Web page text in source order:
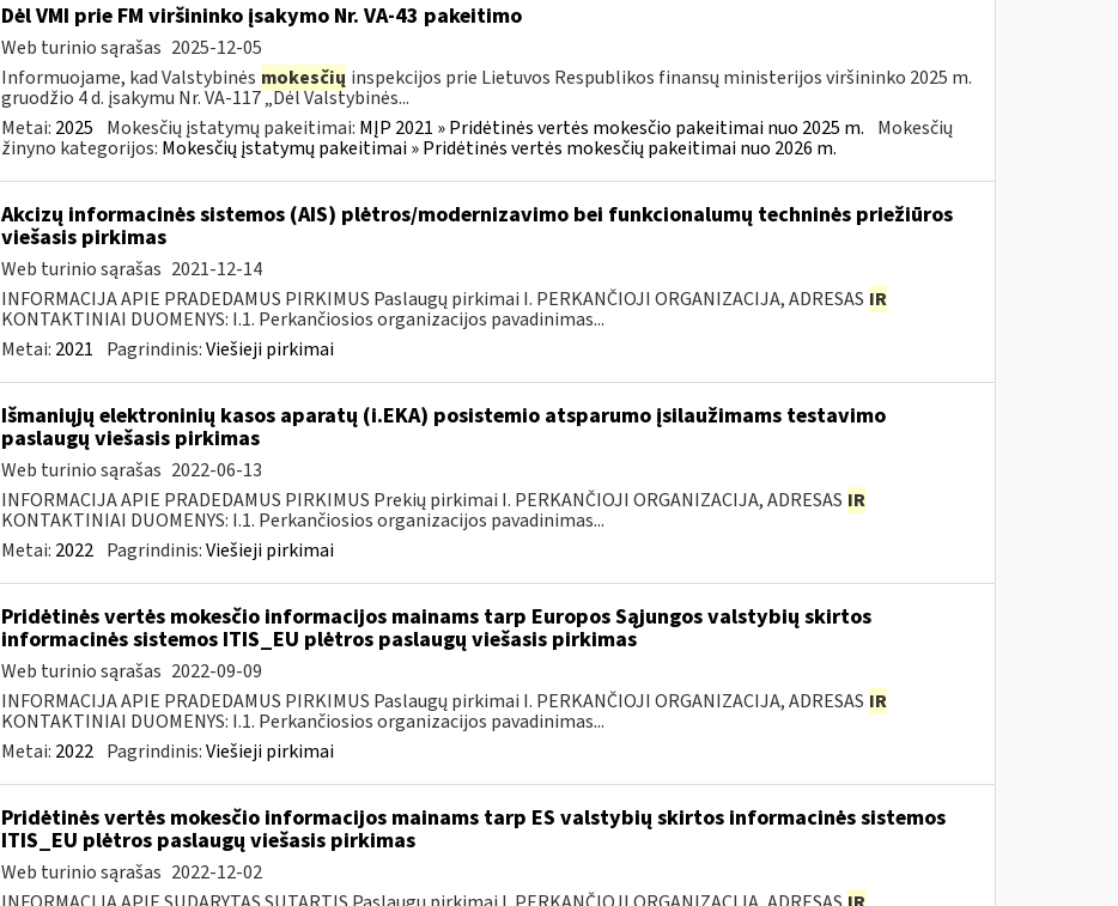
Dėl VMI prie FM viršininko įsakymo Nr. VA-43 pakeitimo
Web turinio sąrašas 2025-12-05
Informuojame, kad Valstybinės mokesčių inspekcijos prie Lietuvos Respublikos finansų ministerijos viršininko 2025 m.
gruodžio 4 d. įsakymu Nr. VA-117 „Dėl Valstybinės...
Metai: 2025 Mokesčių įstatymų pakeitimai: MĮP 2021 » Pridėtinės vertės mokesčio pakeitimai nuo 2025 m. Mokesčių
žinyno kategorijos: Mokesčių įstatymų pakeitimai » Pridėtinės vertės mokesčių pakeitimai nuo 2026 m.
Akcizų informacinės sistemos (AIS) plėtros/modernizavimo bei funkcionalumų techninės priežiūros
viešasis pirkimas
Web turinio sąrašas 2021-12-14
INFORMACIJA APIE PRADEDAMUS PIRKIMUS Paslaugų pirkimai I. PERKANČIOJI ORGANIZACIJA, ADRESAS IR
KONTAKTINIAI DUOMENYS: I.1. Perkančiosios organizacijos pavadinimas...
Metai: 2021 Pagrindinis:Viešieji pirkimai
Išmaniųjų elektroninių kasos aparatų (i.EKA) posistemio atsparumo įsilaužimams testavimo
paslaugų viešasis pirkimas
Web turinio sąrašas 2022-06-13
INFORMACIJA APIE PRADEDAMUS PIRKIMUS Prekių pirkimai I. PERKANČIOJI ORGANIZACIJA, ADRESAS IR
KONTAKTINIAI DUOMENYS: I.1. Perkančiosios organizacijos pavadinimas...
Metai: 2022 Pagrindinis:Viešieji pirkimai
Pridėtinės vertės mokesčio informacijos mainams tarp Europos Sąjungos valstybių skirtos
informacinės sistemos ITIS_EU plėtros paslaugų viešasis pirkimas
Web turinio sąrašas 2022-09-09
INFORMACIJA APIE PRADEDAMUS PIRKIMUS Paslaugų pirkimai I. PERKANČIOJI ORGANIZACIJA, ADRESAS IR
KONTAKTINIAI DUOMENYS: I.1. Perkančiosios organizacijos pavadinimas...
Metai: 2022 Pagrindinis:Viešieji pirkimai
Pridėtinės vertės mokesčio informacijos mainams tarp ES valstybių skirtos informacinės sistemos
ITIS_EU plėtros paslaugų viešasis pirkimas
Web turinio sąrašas 2022-12-02